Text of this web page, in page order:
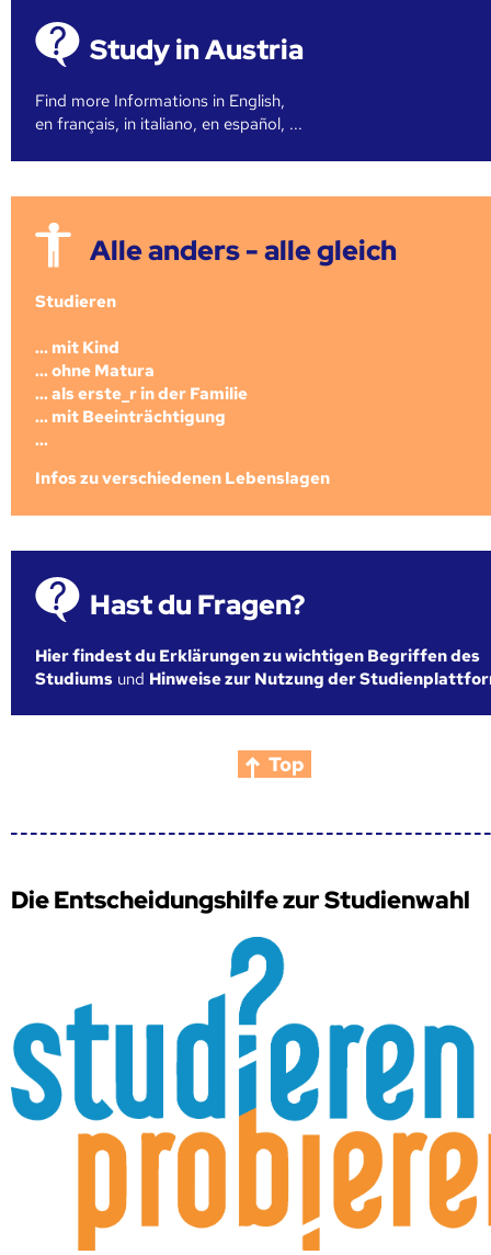
Study in Austria
Find more Informations in English,
en français, in italiano, en español, ...
Alle anders - alle gleich
Studieren
... mit Kind
... ohne Matura
... als erste_r in der Familie
... mit Beeinträchtigung
...
Infos zu verschiedenen Lebenslagen
Hast du Fragen?
Hier findest du Erklärungen zu wichtigen Begriffen des
Studiums und Hinweise zur Nutzung der
Top
Die Entscheidungshilfe zur Studienwahl